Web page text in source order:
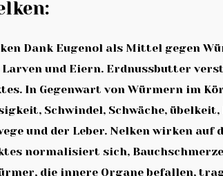
Dank Eugenol als Mittel gegen
und Eiern. Erdnussbutter
In Gegenwart von Würmern im
Schwindel, Schwäche,
und der Leber. Nelken wirken
normalisiert sich,
die innere Organe befallen,